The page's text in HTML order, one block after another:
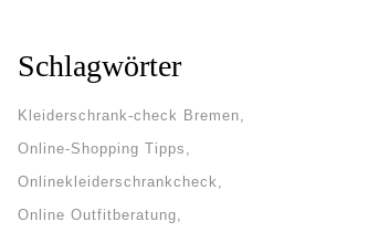
Schlagwörter
Kleiderschrank-check Bremen
Online-Shopping Tipps
Onlinekleiderschrankcheck
Online Outfitberatung